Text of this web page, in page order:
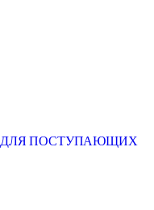
ДЛЯ ПОСТУПАЮЩИХ